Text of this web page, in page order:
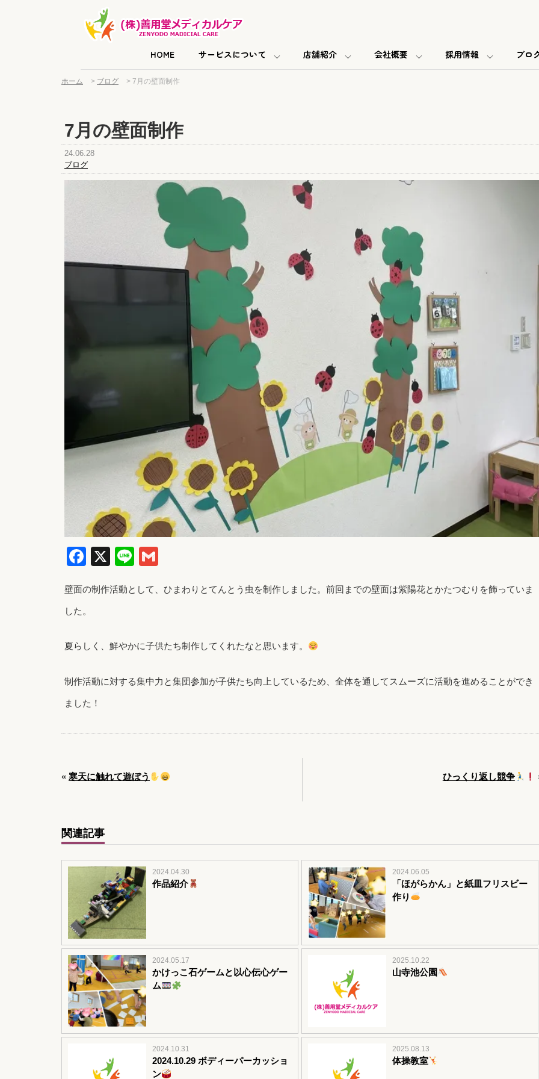
HOME サービスについて 店舗紹介 会社概要 採用情報 ブロ
ホーム > ブログ > 7月の壁面制作
7月の壁面制作
24.06.28
ブログ
Facebook
X Line
壁面の制作活動として、ひまわりとてんとう虫を制作しました。前回までの壁面は紫陽花とかたつむりを飾っていま
した。
夏らしく、鮮やかに子供たち制作してくれたなと思います。
制作活動に対する集中力と集団参加が子供たち向上しているため、全体を通してスムーズに活動を進めることができ
ました！
« 寒天に触れて遊ぼう ひっくり返し競争
関連記事
2024.04.30
作品紹介
2024.06.05
「ほがらかん」と紙皿フリスビー
作り
2024.05.17
かけっこ石ゲームと以心伝心ゲー
ム
2025.10.22
山寺池公園
2024.10.31
2024.10.29 ボディーパーカッショ
ン
2025.08.13
体操教室